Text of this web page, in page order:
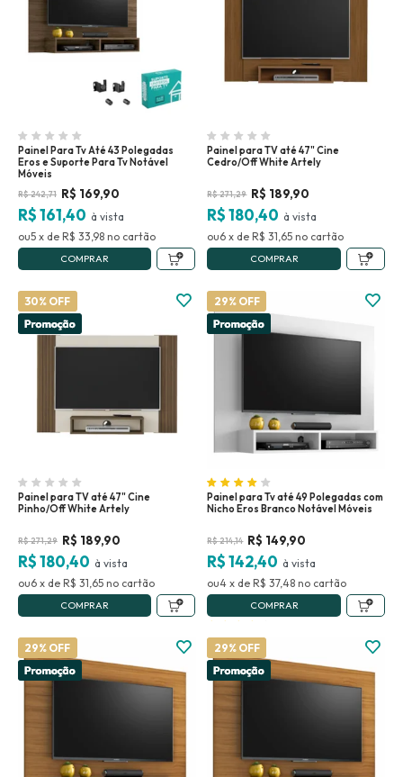
Painel Para Tv Até 43 Polegadas
Eros e Suporte Para Tv Notável
Móveis
R$242,71 R$ 169,90
R$ 161,40
5 x de R$ 33,98 no
COMPRAR
Painel para TV até 47" Cine
Cedro/Off White Artely
R$271,29 R$ 189,90
R$ 180,40
6 x de R$ 31,65 no
COMPRAR
30% OFF
Painel para TV até 47" Cine
Pinho/Off White Artely
R$271,29 R$ 189,90
R$ 180,40
6 x de R$ 31,65 no
COMPRAR
29% OFF
Painel para Tv até 49 Polegadas com
Nicho Eros Branco Notável Móveis
R$214,14 R$ 149,90
R$ 142,40
4 x de R$ 37,48 no
COMPRAR
29% OFF 29% OFF